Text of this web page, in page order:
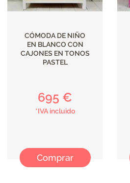
CÓMODA DE NIÑO
EN BLANCO CON
CAJONES EN TONOS
PASTEL
695 €
*IVA incluido
Comprar